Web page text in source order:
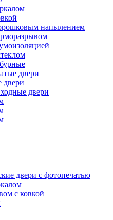
напылением
двери
двери
двери
двери с фотопечатью
с ковкой